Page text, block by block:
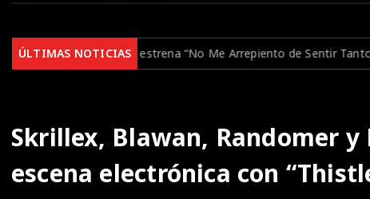
ÚLTIMAS NOTICIAS
“No Me Arrepiento de Sentir Tanto”, su nuevo álbum con Drake,
Skrillex, Blawan, Randomer
escena electrónica con